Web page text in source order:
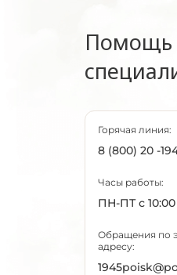
Помощь
Горячая линия:
8 (800) 20 -
Часы работы:
ПН-ПТ с 10:00
Обращения по
адресу: